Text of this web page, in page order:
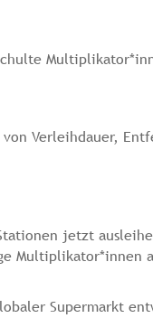
Verleihdauer,
jetzt
Multiplikator*innen
Supermarkt